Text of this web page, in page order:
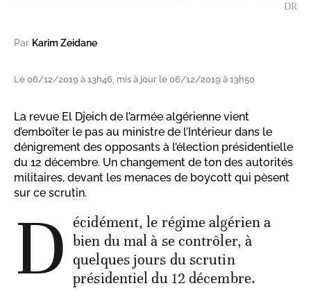
DR
Par Karim Zeidane
Le 06/12/2019 à 13h46, mis à jour le 06/12/2019 à 13h50
La revue El Djeich de l’armée algérienne vient
d’emboîter le pas au ministre de l’Intérieur dans le
dénigrement des opposants à l’élection présidentielle
du 12 décembre. Un changement de ton des autorités
militaires, devant les menaces de boycott qui pèsent
sur ce scrutin.
D écidément, le régime algérien a
bien du mal à se contrôler, à
quelques jours du scrutin
présidentiel du 12 décembre.